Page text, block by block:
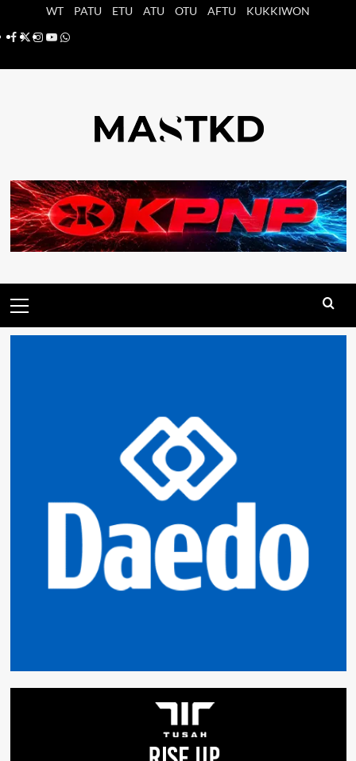
WT PATU ETU ATU OTU AFTU
KUKKIWON
Facebook
X Instagram
YouTube
Whatsapp
principal